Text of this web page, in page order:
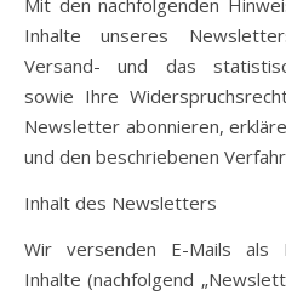
Mit den nachfolgenden
Inhalte unseres
Versand- und das
sowie Ihre
Newsletter abonnieren,
und den beschriebenen
Inhalt des Newsletters
Wir versenden E-Mails als
Inhalte (nachfolgend